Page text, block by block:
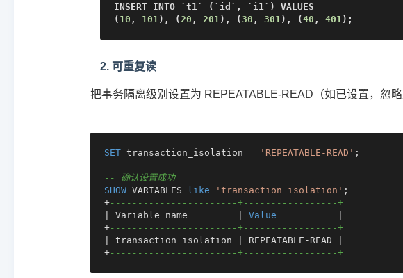
INSERT INTO `t1` (`id`, `i1`) VALUES
( 10 , 101 ), ( 20 , 201 ), (30 , 301 ), (40 , 401 );
2. 可重复读
把事务隔离级别设置为 REPEATABLE-READ（如已设置，忽略
SET transaction_isolation = 'REPEATABLE-READ' ;
-- 确认设置成功
SHOW VARIABLES like 'transaction_isolation'
+-----------------------+-----------------+
Variable_name Value
+-----------------------+-----------------+
transaction_isolation REPEATABLE - READ
+-----------------------+-----------------+